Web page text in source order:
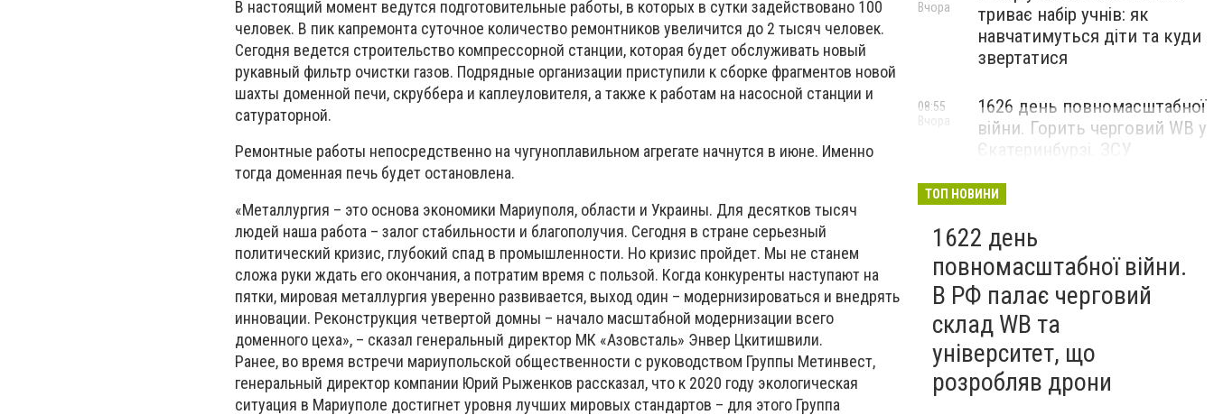
В настоящий момент ведутся подготовительные работы, в которых в сутки задействовано 100
человек. В пик капремонта суточное количество ремонтников увеличится до 2 тысяч человек.
Сегодня ведется строительство компрессорной станции, которая будет обслуживать новый
рукавный фильтр очистки газов. Подрядные организации приступили к сборке фрагментов новой
шахты доменной печи, скруббера и каплеуловителя, а также к работам на насосной станции и
сатураторной.
Ремонтные работы непосредственно на чугуноплавильном агрегате начнутся в июне. Именно
тогда доменная печь будет остановлена.
«Металлургия – это основа экономики Мариуполя, области и Украины. Для десятков тысяч
людей наша работа – залог стабильности и благополучия. Сегодня в стране серьезный
политический кризис, глубокий спад в промышленности. Но кризис пройдет. Мы не станем
сложа руки ждать его окончания, а потратим время с пользой. Когда конкуренты наступают на
пятки, мировая металлургия уверенно развивается, выход один – модернизироваться и внедрять
инновации. Реконструкция четвертой домны – начало масштабной модернизации всего
доменного цеха», – сказал генеральный директор МК «Азовсталь» Энвер Цкитишвили.
Ранее, во время встречи мариупольской общественности с руководством Группы Метинвест,
генеральный директор компании Юрий Рыженков рассказал, что к 2020 году экологическая
ситуация в Мариуполе достигнет уровня лучших мировых стандартов – для этого Группа
триває набір учнів: як
навчатимуться діти та куди
звертатися
Вчора
1626 день повномасштабної
війни. Горить черговий WB у
Єкатеринбурзі. ЗСУ
Маріуполі
08:55
Вчора
ТОП НОВИНИ
1622 день
повномасштабної війни.
В РФ палає черговий
склад WB та
університет, що
розробляв дрони